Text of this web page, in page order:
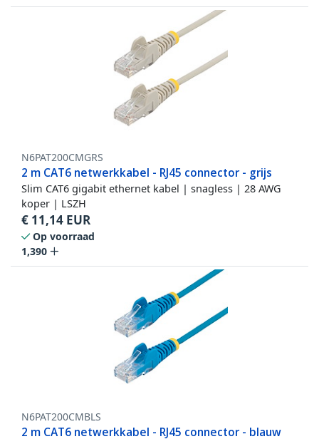
N6PAT200CMGRS
2 m CAT6 netwerkkabel - RJ45 connector - grijs
Slim CAT6 gigabit ethernet kabel | snagless | 28 AWG
koper | LSZH
€ 11,14 EUR
Op voorraad
1,390
N6PAT200CMBLS
2 m CAT6 netwerkkabel - RJ45 connector - blauw